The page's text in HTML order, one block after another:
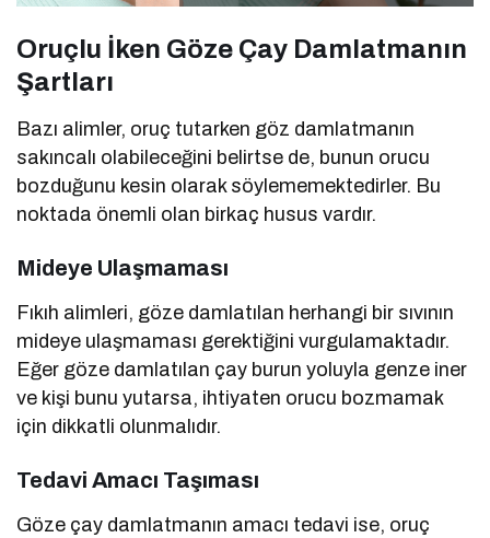
Oruçlu İken Göze Çay Damlatmanın
Şartları
Bazı alimler, oruç tutarken göz damlatmanın
sakıncalı olabileceğini belirtse de, bunun orucu
bozduğunu kesin olarak söylememektedirler. Bu
noktada önemli olan birkaç husus vardır.
Mideye Ulaşmaması
Fıkıh alimleri, göze damlatılan herhangi bir sıvının
mideye ulaşmaması gerektiğini vurgulamaktadır.
Eğer göze damlatılan çay burun yoluyla genze iner
ve kişi bunu yutarsa, ihtiyaten orucu bozmamak
için dikkatli olunmalıdır.
Tedavi Amacı Taşıması
Göze çay damlatmanın amacı tedavi ise, oruç